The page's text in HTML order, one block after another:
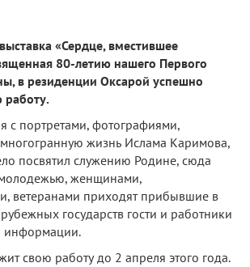
«Сердце, вместившее
80-летию нашего Первого
в резиденции Оксарой успешно
работу.
с портретами, фотографиями,
жизнь Ислама Каримова,
посвятил служению Родине, сюда
молодежью, женщинами,
ветеранами приходят прибывшие в
государств гости и работники
информации.
свою работу до 2 апреля этого года.